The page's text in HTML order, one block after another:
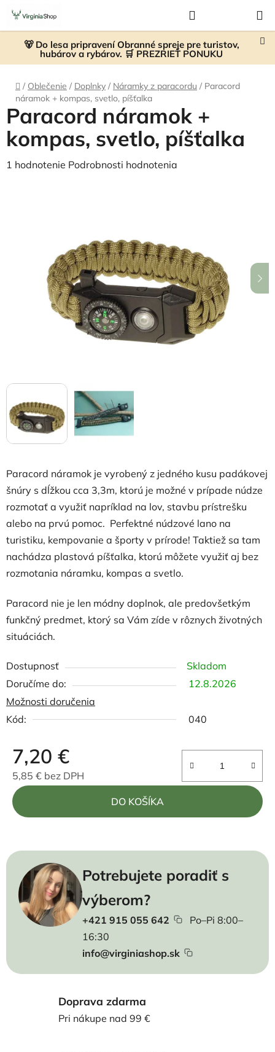
Prejsť
obsah
🐻 Do lesa pripravení Obranné spreje pre turistov,
hubárov a rybárov. 🛒 PREZRIEŤ PONUKU
KOŠÍK
Domov
/ Oblečenie / Doplnky / Náramky z paracordu / Paracord
náramok + kompas, svetlo, píšťalka
Paracord náramok je vyrobený z jedného kusu padákovej
šnúry s dĺžkou cca 3,3m, ktorú je možné v prípade núdze
rozmotať a využiť napríklad na lov, stavbu prístrešku
alebo na prvú pomoc. Perfektné núdzové lano na
turistiku, kempovanie a športy v prírode! Taktiež sa tam
nachádza plastová píšťalka, ktorú môžete využiť aj bez
rozmotania náramku, kompas a svetlo.
Paracord nie je len módny doplnok, ale predovšetkým
funkčný predmet, ktorý sa Vám zíde v rôznych životných
situáciách.
Dostupnosť
Skladom
12.8.2026
Možnosti doručenia
Kód:
040
7,20 €
5,85 € bez DPH
Jednotková cena:
DO KOŠÍKA
Potrebujete poradiť s
výberom?
+421 915 055 642
Po–Pi 8:00–
16:30
info@virginiashop.sk
Paracord náramok +
kompas, svetlo, píšťalka
Priemerné
hviezdičiek.
1 hodnotenie Podrobnosti hodnotenia
Doprava zdarma
Pri nákupe nad 99 €